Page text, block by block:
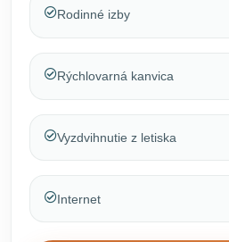
Rodinné izby
Rýchlovarná kanvica
Vyzdvihnutie z letiska
Internet